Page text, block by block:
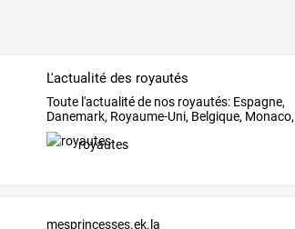
L'actualité des royautés
Toutel'actualitédenosroyautés:Espagne,
Danemark,Royaume-Uni,Belgique,Monaco,
Bhoutan,
royautes
mesprincesses.ek.la